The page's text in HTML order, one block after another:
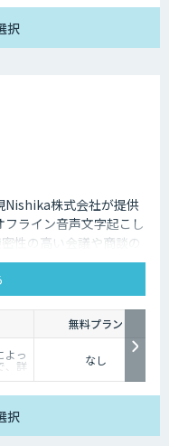
択
Nishika株式会社が提供
ライン音声文字起こし
性の高い会議や商談の
無料プラン
よっ
、詳
のご
なし
択